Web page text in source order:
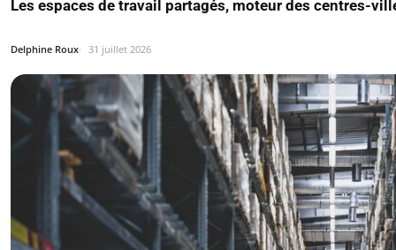
Les espaces de travail partagés, moteur des centres-
Delphine Roux 31 juillet 2026